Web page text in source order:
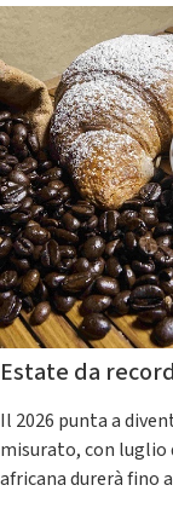
Estate da
Il 2026 punta a
misurato, con
africana durerà fino